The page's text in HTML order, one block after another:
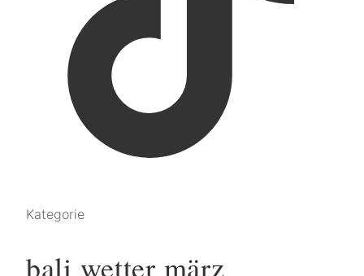
Kategorie
bali wetter märz